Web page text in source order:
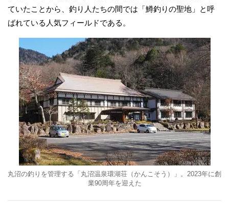
ていたことから、釣り人たちの間では「鱒釣りの聖地」と呼
ばれている人気フィールドである。
丸沼の釣りを管理する「丸沼温泉環湖荘（かんこそう）」。2023年に創
業90周年を迎えた